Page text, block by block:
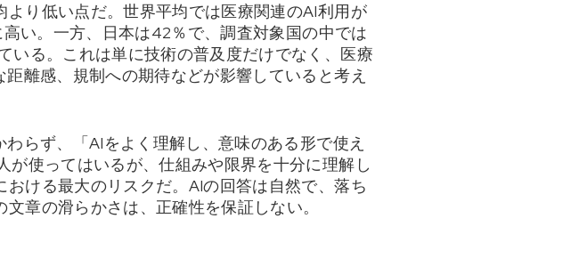
り低い点だ。世界平均では医療関連のAI利用が
い。一方、日本は42％で、調査対象国の中では
る。これは単に技術の普及度だけでなく、医療
離感、規制への期待などが影響していると考え
らず、「AIをよく理解し、意味のある形で使え
使ってはいるが、仕組みや限界を十分に理解し
ける最大のリスクだ。AIの回答は自然で、落ち
章の滑らかさは、正確性を保証しない。